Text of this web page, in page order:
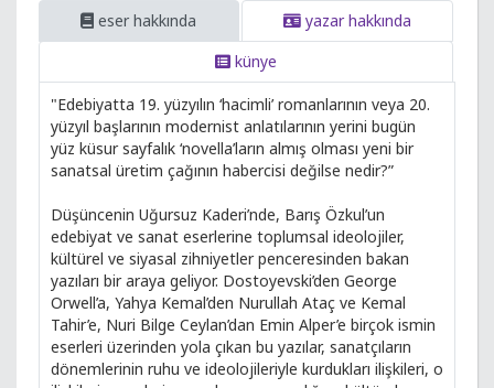
eser hakkında
yazar hakkında
künye
"Edebiyatta 19. yüzyılın ‘hacimli’ romanlarının veya 20.
yüzyıl başlarının modernist anlatılarının yerini bugün
yüz küsur sayfalık ‘novella’ların almış olması yeni bir
sanatsal üretim çağının habercisi değilse nedir?”
Düşüncenin Uğursuz Kaderi’nde, Barış Özkul’un
edebiyat ve sanat eserlerine toplumsal ideolojiler,
kültürel ve siyasal zihniyetler penceresinden bakan
yazıları bir araya geliyor. Dostoyevski’den George
Orwell’a, Yahya Kemal’den Nurullah Ataç ve Kemal
Tahir’e, Nuri Bilge Ceylan’dan Emin Alper’e birçok ismin
eserleri üzerinden yola çıkan bu yazılar, sanatçıların
dönemlerinin ruhu ve ideolojileriyle kurdukları ilişkileri, o